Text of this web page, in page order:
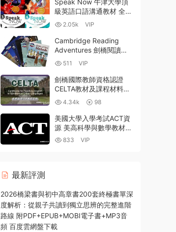
Speak Now 牛津大學頂
級英語口語溝通教材 全4
級 全彩PDF 學生用書 教
師用書 練習冊 MP3音頻
百度雲網盤下載
2.05k VIP
Cambridge Reading
Adventures 劍橋閱讀冒
險系列（探索者+開拓者
+航海者+旅行者）PDF電
子版+MP4視頻資源下載
511 VIP
劍橋國際教師資格認證
CELTA教材及課程材料合
集 英語學霸參考書 全彩
PDF 百度雲網盤下載
4.34k 98
美國大學入學考試ACT資
源 美高科學與數學教材
+資料+1996-2023真題
833 VIP
最新評測
2026橋梁書與初中高章書200套終極書單深
度解析：從親子共讀到獨立思辨的完整進階
路線 附PDF+EPUB+MOBI電子書+MP3音
頻 百度雲網盤下載